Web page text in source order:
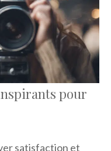
pour
satisfaction et